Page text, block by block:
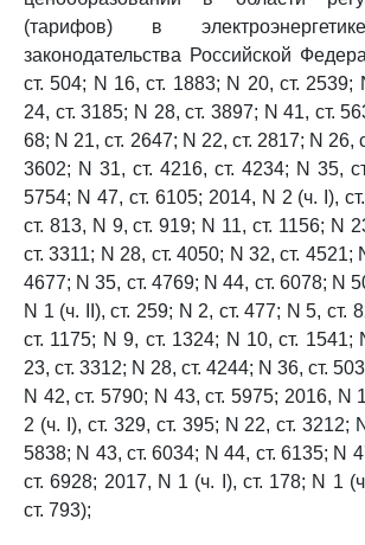
(тарифов) в
законодательства Российской
ст. 504; N 16, ст. 1883; N 20, ст. 2539;
24, ст. 3185; N 28, ст. 3897; N 41, ст.
68; N 21, ст. 2647; N 22, ст. 2817; N 26,
3602; N 31, ст. 4216, ст. 4234; N 35,
5754; N 47, ст. 6105; 2014, N 2 (ч. I),
ст. 813, N 9, ст. 919; N 11, ст. 1156; N
ст. 3311; N 28, ст. 4050; N 32, ст. 4521;
4677; N 35, ст. 4769; N 44, ст. 6078; N
N 1 (ч. II), ст. 259; N 2, ст. 477; N 5, ст.
ст. 1175; N 9, ст. 1324; N 10, ст. 1541;
23, ст. 3312; N 28, ст. 4244; N 36, ст.
N 42, ст. 5790; N 43, ст. 5975; 2016, N
2 (ч. I), ст. 329, ст. 395; N 22, ст. 3212;
5838; N 43, ст. 6034; N 44, ст. 6135; N
ст. 6928; 2017, N 1 (ч. I), ст. 178; N 1
ст. 793);